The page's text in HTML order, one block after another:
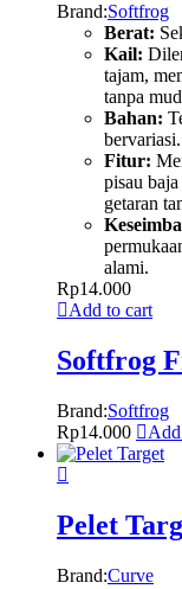
Brand:Softfrog
Berat:
Kail:
tajam,
tanpa
Bahan:
bervariasi.
Fitur:
pisau
getaran
alami.
Rp14.000
Add to cart
Softfrog
Brand:Softfrog
Rp14.000
Pelet
Brand:Curve